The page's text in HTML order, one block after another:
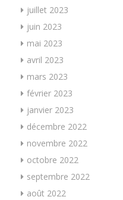
juillet 2023
juin 2023
mai 2023
avril 2023
mars 2023
février 2023
janvier 2023
décembre 2022
novembre 2022
octobre 2022
septembre 2022
août 2022